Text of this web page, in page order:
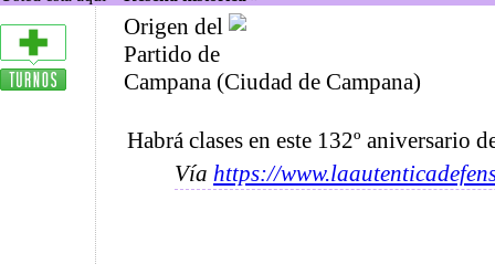
Origen del
Partido de
Campana (Ciudad de Campana)
Habrá clases en este 132º aniversario
Vía https://